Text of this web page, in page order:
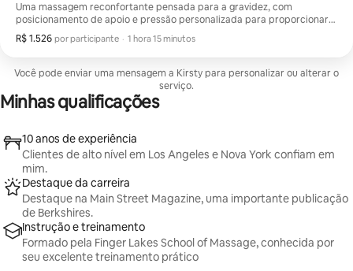
Uma massagem reconfortante pensada para a gravidez, com
posicionamento de apoio e pressão personalizada para proporcionar
conforto e alívio. Ajuda a aliviar a tensão, reduzir o estresse e
promover o bem-estar geral durante este período especial.
R$ 1.526 por participante
R$ 1.526 por participante
, · 1 hora 15 minutos
Você pode enviar uma mensagem a Kirsty para personalizar ou alterar o
serviço.
Minhas qualificações
10 anos de experiência
Clientes de alto nível em Los Angeles e Nova York confiam em
mim.
Destaque da carreira
Destaque na Main Street Magazine, uma importante publicação
de Berkshires.
Instrução e treinamento
Formado pela Finger Lakes School of Massage, conhecida por
seu excelente treinamento prático